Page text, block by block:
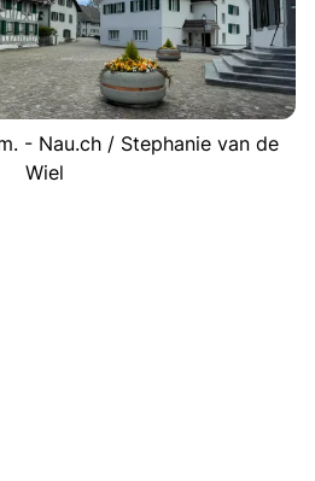
- Nau.ch / Stephanie van de
Wiel